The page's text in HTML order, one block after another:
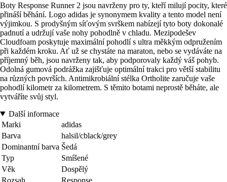
Boty Response Runner 2 jsou navrženy pro ty, kteří milují pocity, které
přináší běhání. Logo adidas je synonymem kvality a tento model není
výjimkou. S prodyšným síťovým svrškem nabízejí tyto boty dokonalé
padnutí a udržují vaše nohy pohodlně v chladu. Mezipodešev
Cloudfoam poskytuje maximální pohodlí s ultra měkkým odpružením
při každém kroku. Ať už se chystáte na maraton, nebo se vydáváte na
příjemný běh, jsou navrženy tak, aby podporovaly každý váš pohyb.
Odolná gumová podrážka zajišťuje optimální trakci pro větší stabilitu
na různých površích. Antimikrobiální stélka Ortholite zaručuje vaše
pohodlí kilometr za kilometrem. S těmito botami neprostě běháte, ale
vytváříte svůj styl.
Další informace
Marki
adidas
Barva
halsil/cblack/grey
Dominantní barva Šedá
Typ
Smíšené
Věk
Dospělý
Rozsah
Response